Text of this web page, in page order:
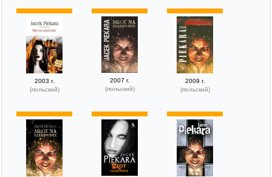
2003 г.
(польский)
2007 г.
(польский)
2009 г.
(польский)